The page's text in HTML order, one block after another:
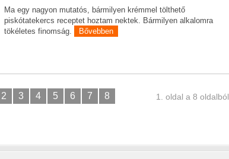
Ma egy nagyon mutatós, bármilyen krémmel tölthető
piskótatekercs receptet hoztam nektek. Bármilyen alkalomra
tökéletes finomság.
Bővebben
1. oldal a 8 oldalból
2 3 4 5 6 7 8